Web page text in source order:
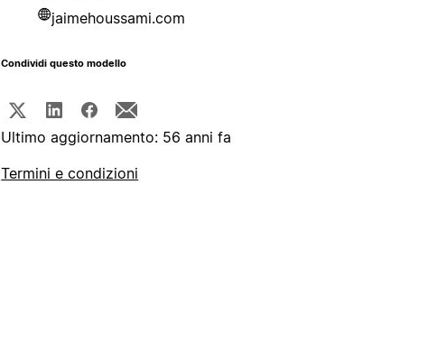
jaimehoussami.com
Condividi questo modello
Ultimo aggiornamento: 56 anni fa
Termini e condizioni